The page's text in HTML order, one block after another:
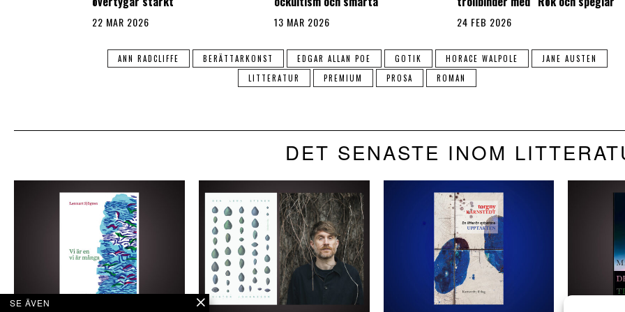
22 MAR 2026 13 MAR 2026 24 FEB 2026
ANN RADCLIFFE BERÄTTARKONST EDGAR ALLAN POE GOTIK HORACE WALPOLE
JANE AUSTEN
LITTERATUR
PREMIUM PROSA ROMAN
DET SENASTE INOM
SE ÄVEN